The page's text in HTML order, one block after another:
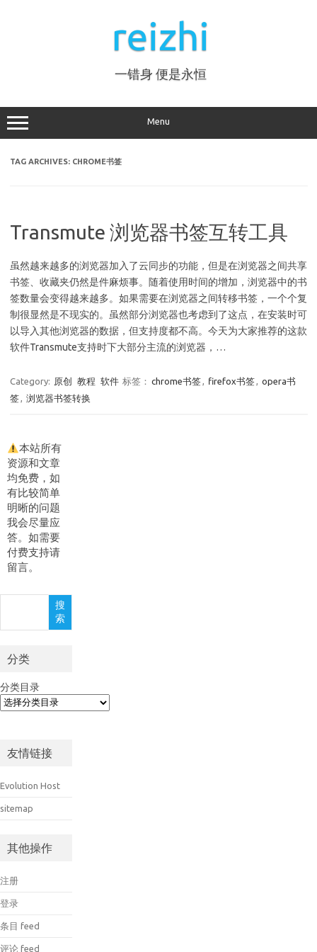
reizhi
一错身 便是永恒
Menu
TAG ARCHIVES: CHROME书签
Transmute 浏览器书签互转工具
虽然越来越多的浏览器加入了云同步的功能，但是在浏览器之间共享
书签、收藏夹仍然是件麻烦事。随着使用时间的增加，浏览器中的书
签数量会变得越来越多。如果需要在浏览器之间转移书签，一个个复
制很显然是不现实的。虽然部分浏览器也考虑到了这点，在安装时可
以导入其他浏览器的数据，但支持度都不高。今天为大家推荐的这款
软件Transmute支持时下大部分主流的浏览器，…
Category: 原创 教程 软件 标签： chrome书签, firefox书签, opera书
签, 浏览器书签转换
本站所有
资源和文章
均免费，如
有比较简单
明晰的问题
我会尽量应
答。如需要
付费支持请
留言。
搜
索
分类
分类目录
友情链接
Evolution Host
sitemap
其他操作
注册
登录
条目 feed
评论 feed